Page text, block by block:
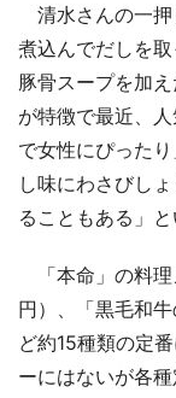
清水さんの一
煮込んでだしを
豚骨スープを加
が特徴で最近、
で女性にぴった
し味にわさびし
ることもある」
「本命」の料理
円）、「黒毛和
ど約15種類の定
ーにはないが各